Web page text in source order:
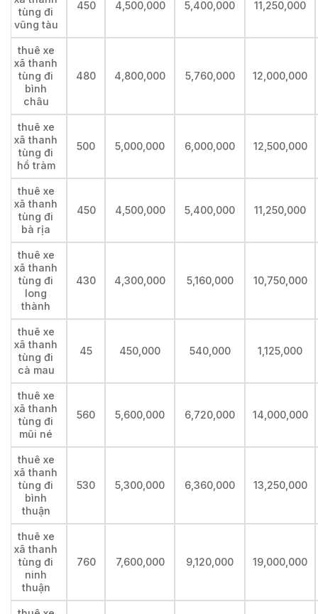
tùng đi
vũng tàu
450 4,500,000 5,400,000 11,250,000
thuê xe
xã thanh
tùng đi
bình
châu
480 4,800,000 5,760,000 12,000,000
thuê xe
xã thanh
tùng đi
hồ tràm
500 5,000,000 6,000,000 12,500,000
thuê xe
xã thanh
tùng đi
bà rịa
450 4,500,000 5,400,000 11,250,000
thuê xe
xã thanh
tùng đi
long
thành
430 4,300,000 5,160,000 10,750,000
thuê xe
xã thanh
tùng đi
cà mau
45 450,000 540,000 1,125,000
thuê xe
xã thanh
tùng đi
mũi né
560 5,600,000 6,720,000 14,000,000
thuê xe
xã thanh
tùng đi
bình
thuận
530 5,300,000 6,360,000 13,250,000
thuê xe
xã thanh
tùng đi
ninh
thuận
760 7,600,000 9,120,000 19,000,000